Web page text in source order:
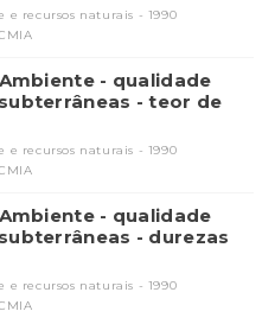
recursos naturais - 1990
- qualidade
- teor de
recursos naturais - 1990
- qualidade
- durezas
recursos naturais - 1990